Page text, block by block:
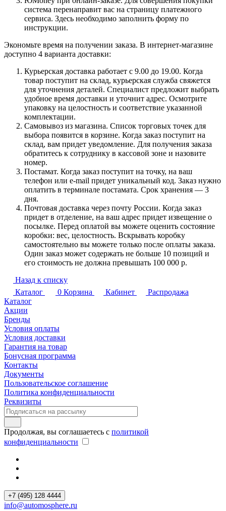
система перенаправит вас на страницу платежного
сервиса. Здесь необходимо заполнить форму по
инструкции.
Экономьте время на получении заказа. В интернет-магазине
доступно 4 варианта доставки:
Курьерская доставка работает с 9.00 до 19.00. Когда
товар поступит на склад, курьерская служба свяжется
для уточнения деталей. Специалист предложит выбрать
удобное время доставки и уточнит адрес. Осмотрите
упаковку на целостность и соответствие указанной
комплектации.
Самовывоз из магазина. Список торговых точек для
выбора появится в корзине. Когда заказ поступит на
склад, вам придет уведомление. Для получения заказа
обратитесь к сотруднику в кассовой зоне и назовите
номер.
Постамат. Когда заказ поступит на точку, на ваш
телефон или e-mail придет уникальный код. Заказ нужно
оплатить в терминале постамата. Срок хранения — 3
дня.
Почтовая доставка через почту России. Когда заказ
придет в отделение, на ваш адрес придет извещение о
посылке. Перед оплатой вы можете оценить состояние
коробки: вес, целостность. Вскрывать коробку
самостоятельно вы можете только после оплаты заказа.
Один заказ может содержать не больше 10 позиций и
его стоимость не должна превышать 100 000 р.
Назад к списку
Каталог
0 Корзина Кабинет
Распродажа
Каталог
Акции
Бренды
Условия оплаты
Условия доставки
Гарантия на товар
Бонусная программа
Контакты
Документы
Пользовательское соглашение
Политика конфиденциальности
Реквизиты
Продолжая, вы соглашаетесь с политикой
конфиденциальности
+7 (495) 128 4444
info@automosphere.ru